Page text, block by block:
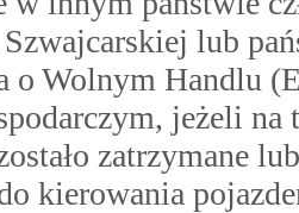
lub
o Wolnym Handlu
jeżeli
zatrzymane
kierowania